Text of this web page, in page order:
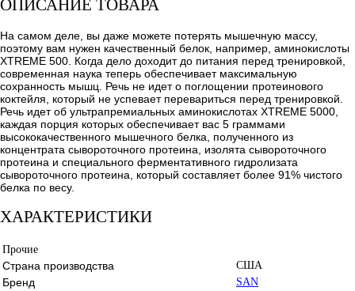
ОПИСАНИЕ ТОВАРА
На самом деле, вы даже можете потерять мышечную массу,
поэтому вам нужен качественный белок, например, аминокислоты
XTREME 500. Когда дело доходит до питания перед тренировкой,
современная наука теперь обеспечивает максимальную
сохранность мышц. Речь не идет о поглощении протеинового
коктейля, который не успевает перевариться перед тренировкой.
Речь идет об ультрапремиальных аминокислотах XTREME 5000,
каждая порция которых обеспечивает вас 5 граммами
высококачественного мышечного белка, полученного из
концентрата сывороточного протеина, изолята сывороточного
протеина и специального ферментативного гидролизата
сывороточного протеина, который составляет более 91% чистого
белка по весу.
ХАРАКТЕРИСТИКИ
Прочие
Страна производства США
Бренд SAN